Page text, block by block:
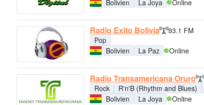
Bolivien
La Joya Online
Radio Exito Bolivia
93.1 FM
Pop
Bolivien
La Paz Online
Radio Transamericana Oruro
Rock
R'n'B (Rhythm and Blues)
Bolivien
La Joya Online